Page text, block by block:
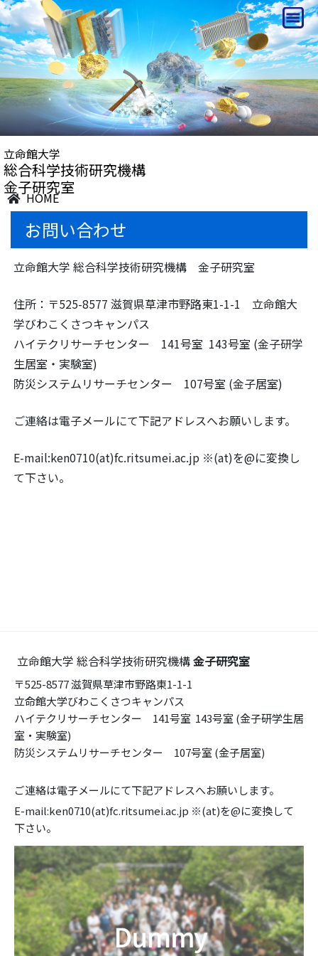
立命館大学
総合科学技術研究機構
金子研究室
HOME
お問い合わせ
立命館大学 総合科学技術研究機構 金子研究室
住所：〒525-8577 滋賀県草津市野路東1-1-1 立命館大
学びわこくさつキャンパス
ハイテクリサーチセンター 141号室 143号室 (金子研学
生居室・実験室)
防災システムリサーチセンター 107号室 (金子居室)
ご連絡は電子メールにて下記アドレスへお願いします。
E-mail:ken0710(at)fc.ritsumei.ac.jp ※(at)を@に変換し
て下さい。
立命館大学 総合科学技術研究機構金子研究室
〒525-8577 滋賀県草津市野路東1-1-1
立命館大学びわこくさつキャンパス
ハイテクリサーチセンター 141号室 143号室 (金子研学生居
室・実験室)
防災システムリサーチセンター 107号室 (金子居室)
ご連絡は電子メールにて下記アドレスへお願いします。
E-mail:ken0710(at)fc.ritsumei.ac.jp ※(at)を@に変換して
下さい。